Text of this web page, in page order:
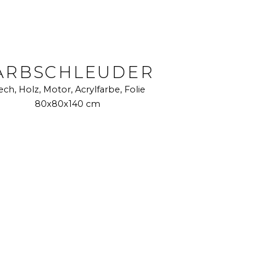
Holz, Motor, Acrylfarbe, Folie
80x80x140 cm